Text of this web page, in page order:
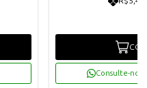
Consulte-nos